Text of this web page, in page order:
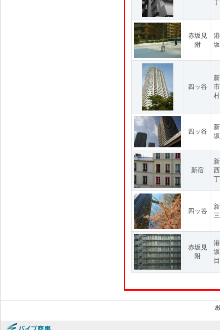
赤坂見
附
四ッ谷
四ッ谷
新宿
四ッ谷
赤坂見
附
目